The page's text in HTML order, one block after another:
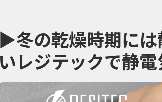
▶冬の乾燥時期に
いレジテックで静